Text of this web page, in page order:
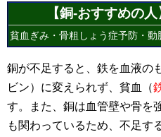
【銅-おすすめの人
貧血ぎみ・骨粗しょう症予防・動
銅が不足すると、鉄を血液の
ビン）に変えられず、貧血（
す。また、銅は血管壁や骨を
も関わっているため、不足す